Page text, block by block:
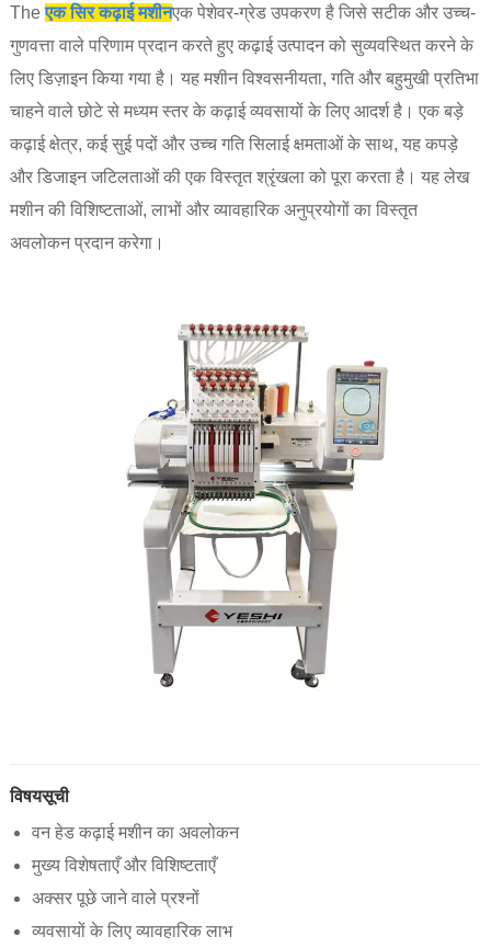
Theएक सिर कढ़ाई मशीनएक पेशेवर-ग्रेड उपकरण है जिसे सटीक और उच्च-
गुणवत्ता वाले परिणाम प्रदान करते हुए कढ़ाई उत्पादन को सुव्यवस्थित करने के
लिए डिज़ाइन किया गया है। यह मशीन विश्वसनीयता, गति और बहुमुखी प्रतिभा
चाहने वाले छोटे से मध्यम स्तर के कढ़ाई व्यवसायों के लिए आदर्श है। एक बड़े
कढ़ाई क्षेत्र, कई सुई पदों और उच्च गति सिलाई क्षमताओं के साथ, यह कपड़े
और डिजाइन जटिलताओं की एक विस्तृत श्रृंखला को पूरा करता है। यह लेख
मशीन की विशिष्टताओं, लाभों और व्यावहारिक अनुप्रयोगों का विस्तृत
अवलोकन प्रदान करेगा।
विषयसूची
वन हेड कढ़ाई मशीन का अवलोकन
मुख्य विशेषताएँ और विशिष्टताएँ
अक्सर पूछे जाने वाले प्रश्नों
व्यवसायों के लिए व्यावहारिक लाभ